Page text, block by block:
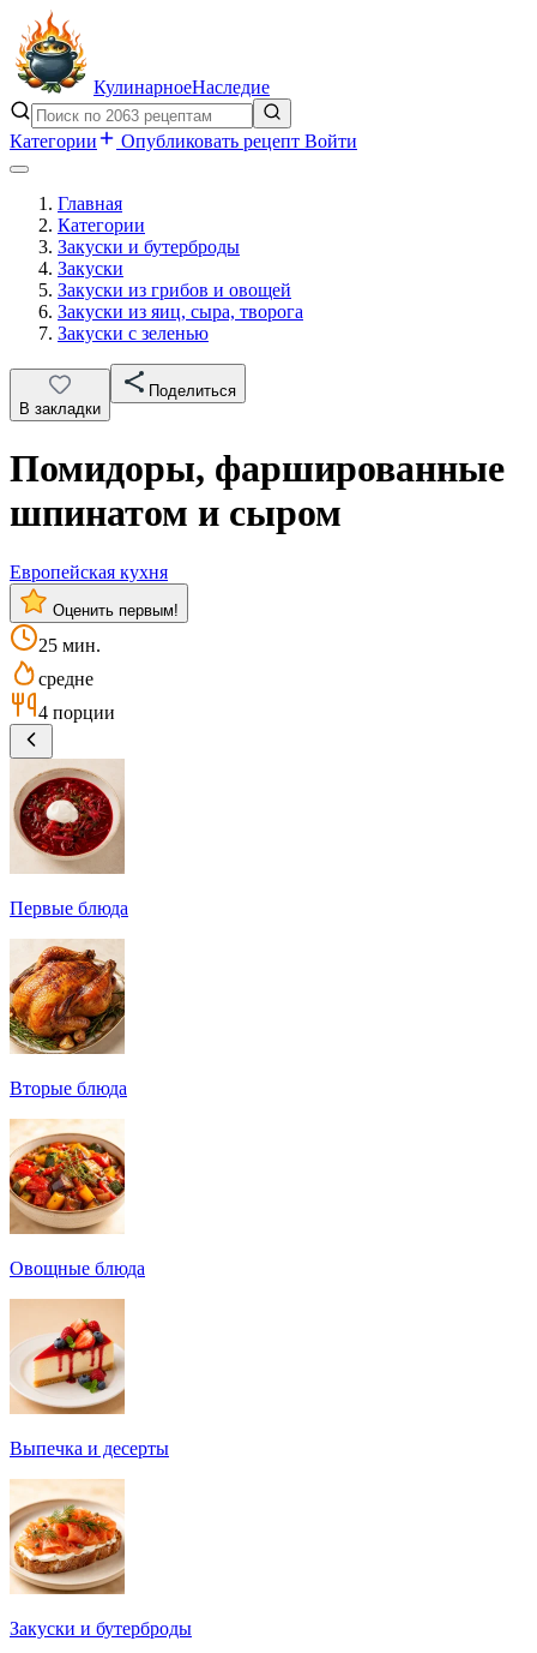
КулинарноеНаследие
Категории Опубликовать рецепт Войти
Главная
Категории
Закуски и бутерброды
Закуски
Закуски из грибов и овощей
Закуски из яиц, сыра, творога
Закуски с зеленью
В закладки
Поделиться
Помидоры, фаршированные
шпинатом и сыром
Европейская кухня
Оценить первым!
25 мин.
средне
4 порции
Первые блюда
Вторые блюда
Овощные блюда
Выпечка и десерты
Закуски и бутерброды